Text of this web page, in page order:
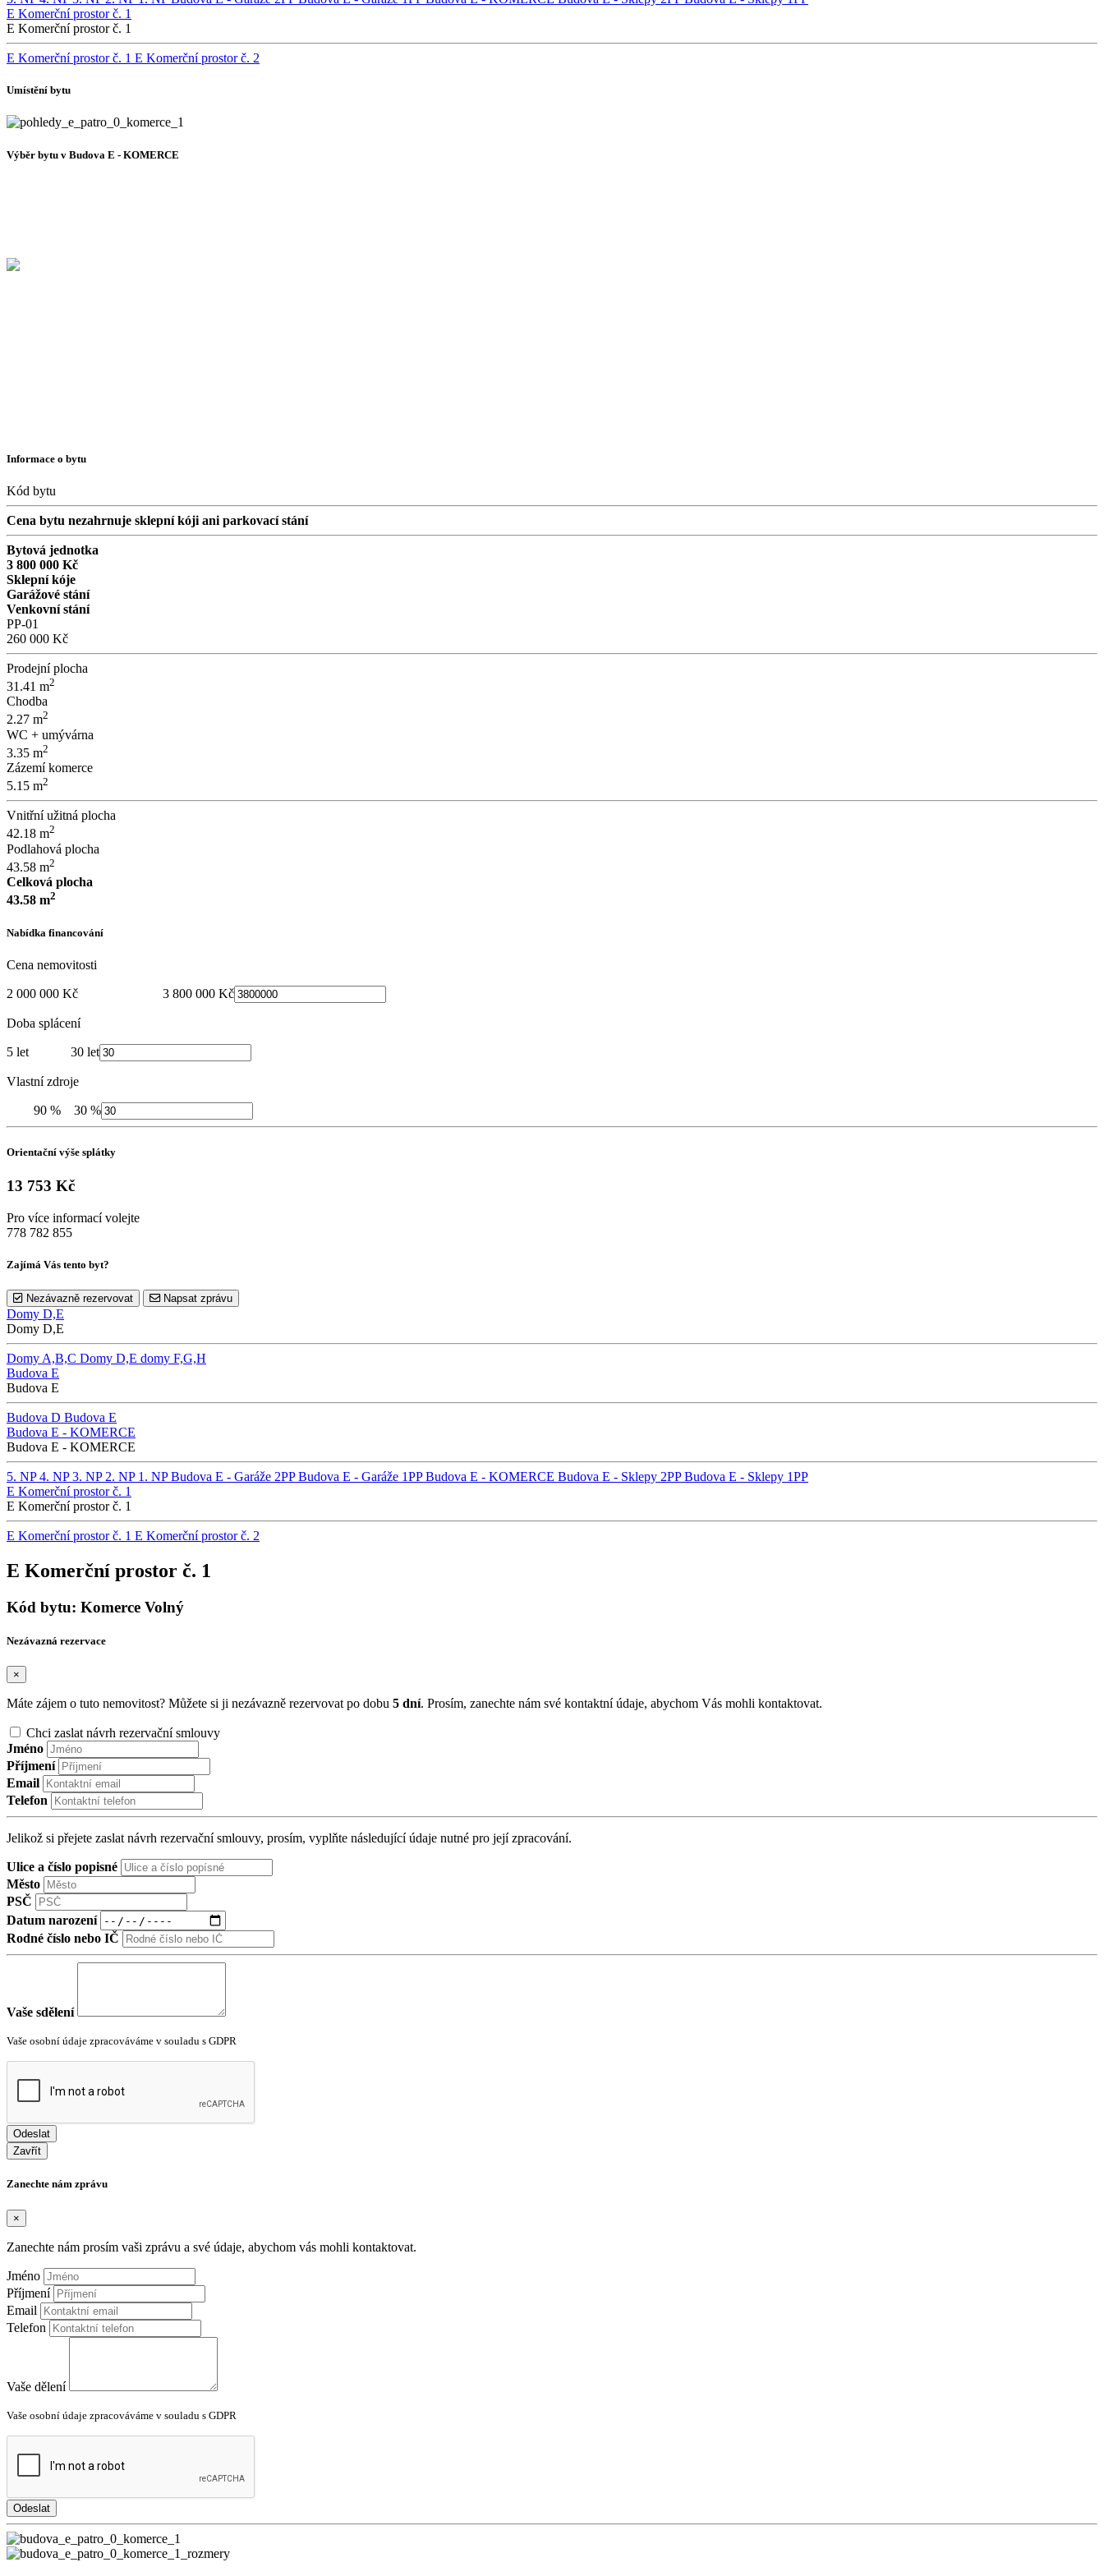
E Komerční prostor č. 1
E Komerční prostor č. 1
E Komerční prostor č. 1 E Komerční prostor č. 2
Umístění bytu
Výběr bytu v Budova E - KOMERCE
Informace o bytu
Kód bytu
Cena bytu nezahrnuje sklepní kóji ani parkovací stání
Bytová jednotka
3 800 000 Kč
Sklepní kóje
Garážové stání
Venkovní stání
PP-01
260 000 Kč
Prodejní plocha
31.41 m2
Chodba
2.27 m2
WC + umývárna
3.35 m2
Zázemí komerce
5.15 m2
Vnitřní užitná plocha
42.18 m2
Podlahová plocha
43.58 m2
Celková plocha
43.58 m2
Nabídka financování
Cena nemovitosti
2 000 000 Kč 3 800 000 Kč
Doba splácení
5 let 30 let
Vlastní zdroje
90 % 30 %
Orientační výše splátky
13 753 Kč
Pro více informací volejte
778 782 855
Zajímá Vás tento byt?
Nezávazně rezervovat Napsat zprávu
Domy D,E
Domy D,E
Domy A,B,C Domy D,E domy F,G,H
Budova E
Budova E
Budova D Budova E
Budova E - KOMERCE
Budova E - KOMERCE
5. NP4. NP3. NP 2. NP 1. NPBudova E - Garáže 2PPBudova E - Garáže 1PPBudova E - KOMERCE Budova E - Sklepy 2PPBudova E - Sklepy 1PP
E Komerční prostor č. 1
E Komerční prostor č. 1
E Komerční prostor č. 1 E Komerční prostor č. 2
E Komerční prostor č. 1
Kód bytu: Komerce Volný
Nezávazná rezervace
×
Máte zájem o tuto nemovitost? Můžete si ji nezávazně rezervovat po dobu 5 dní. Prosím, zanechte nám své kontaktní údaje, abychom Vás mohli kontaktovat.
Chci zaslat návrh rezervační smlouvy
Jméno
Příjmení
Email
Telefon
Jelikož si přejete zaslat návrh rezervační smlouvy, prosím, vyplňte následující údaje nutné pro její zpracování.
Ulice a číslo popisné
Město
PSČ
Datum narození
Rodné číslo nebo IČ
Vaše sdělení
Vaše osobní údaje zpracováváme v souladu s GDPR
Odeslat
Zavřít
Zanechte nám zprávu
×
Zanechte nám prosím vaši zprávu a své údaje, abychom vás mohli kontaktovat.
Jméno
Příjmení
Email
Telefon
Vaše dělení
Vaše osobní údaje zpracováváme v souladu s GDPR
Odeslat